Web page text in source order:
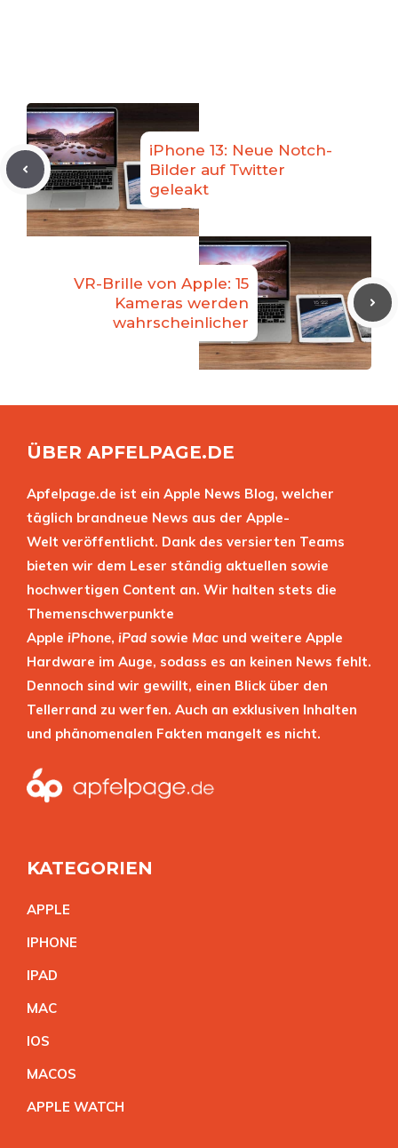
iPhone 13: Neue Notch-
Bilder auf Twitter
geleakt
VR-Brille von Apple: 15
Kameras werden
wahrscheinlicher
ÜBER APFELPAGE.DE
Apfelpage.de ist ein Apple News Blog, welcher
täglich brandneue News aus der Apple-
Welt veröffentlicht. Dank des versierten Teams
bieten wir dem Leser ständig aktuellen sowie
hochwertigen Content an. Wir halten stets die
Themenschwerpunkte
Apple iPhone, iPad sowie Mac und weitere Apple
Hardware im Auge, sodass es an keinen News fehlt.
Dennoch sind wir gewillt, einen Blick über den
Tellerrand zu werfen. Auch an exklusiven Inhalten
und phänomenalen Fakten mangelt es nicht.
KATEGORIEN
APPLE
IPHONE
IPAD
MAC
IOS
MACOS
APPLE WATCH